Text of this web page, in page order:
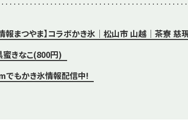
報まつやま】コラボかき氷｜松山市 山越｜茶寮 慈
蜜きなこ(800円)
もかき氷情報配信中!